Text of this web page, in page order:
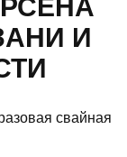
И
свайная